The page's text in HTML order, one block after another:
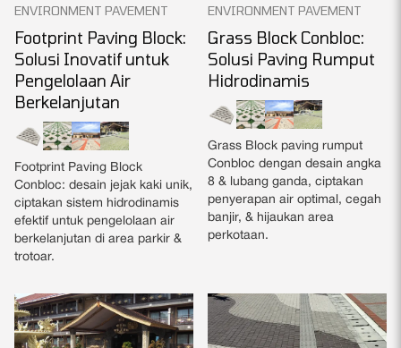
ENVIRONMENT PAVEMENT
Footprint Paving Block:
Solusi Inovatif untuk
Pengelolaan Air
Berkelanjutan
Footprint Paving Block
Conbloc: desain jejak kaki unik,
ciptakan sistem hidrodinamis
efektif untuk pengelolaan air
berkelanjutan di area parkir &
trotoar.
ENVIRONMENT PAVEMENT
Grass Block Conbloc:
Solusi Paving Rumput
Hidrodinamis
Grass Block paving rumput
Conbloc dengan desain angka
8 & lubang ganda, ciptakan
penyerapan air optimal, cegah
banjir, & hijaukan area
perkotaan.